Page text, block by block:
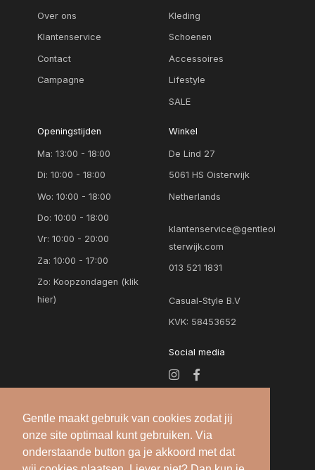
Gentle maakt gebruik van cookies zodat jij
onze site optimaal kunt gebruiken. Via
onderstaande button ga je akkoord met dat
Over ons
Klantenservice
Contact
Campagne
Kleding
Schoenen
Accessoires
Lifestyle
SALE
Openingstijden
Ma: 13:00 - 18:00
Di: 10:00 - 18:00
Wo: 10:00 - 18:00
Do: 10:00 - 18:00
Vr: 10:00 - 20:00
Za: 10:00 - 17:00
Zo:Koopzondagen (klik
hier)
Winkel
De Lind 27
5061 HS Oisterwijk
Netherlands
klantenservice@gentleoi
sterwijk.com
013 521 1831
Casual-Style B.V
KVK: 58453652
Social media